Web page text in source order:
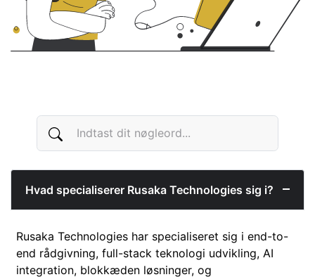
Hvad specialiserer Rusaka Technologies sig i?
Rusaka Technologies har specialiseret sig i end-to-
end rådgivning, full-stack teknologi udvikling, AI
integration, blokkæden løsninger, og